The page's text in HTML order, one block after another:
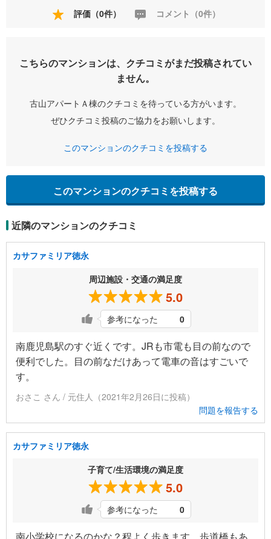
評価（0件） コメント（0件）
こちらのマンションは、クチコミがまだ投稿されてい
ません。
古山アパートＡ棟のクチコミを待っている方がいます。
ぜひクチコミ投稿のご協力をお願いします。
このマンションのクチコミを投稿する
このマンションのクチコミを投稿する
近隣のマンションのクチコミ
カサファミリア徳永
周辺施設・交通の満足度
5.0
参考になった 0
南鹿児島駅のすぐ近くです。JRも市電も目の前なので
便利でした。目の前なだけあって電車の音はすごいで
す。
おさこ さん / 元住人（2021年2月26日に投稿）
問題を報告する
カサファミリア徳永
子育て/生活環境の満足度
5.0
参考になった 0